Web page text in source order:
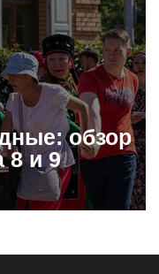
обзор
8 и 9